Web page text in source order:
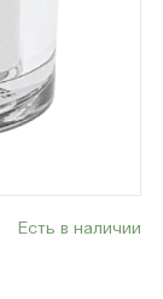
Есть в наличии